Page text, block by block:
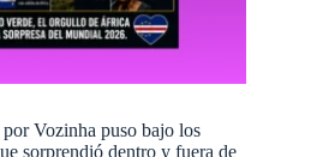
Vozinha puso bajo los
sorprendió dentro y fuera de